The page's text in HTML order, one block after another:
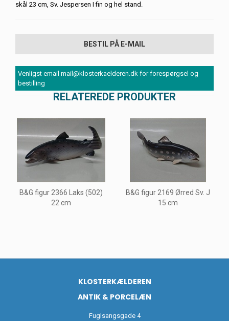
skål 23 cm, Sv. Jespersen I fin og hel stand.
BESTIL PÅ E-MAIL
Venligst email mail@klosterkaelderen.dk for forespørgsel og
bestilling
RELATEREDE PRODUKTER
B&G figur 2366 Laks (502)
22 cm
B&G figur 2169 Ørred Sv. J
15 cm
KLOSTERKÆLDEREN
ANTIK & PORCELÆN
Fuglsangsgade 4